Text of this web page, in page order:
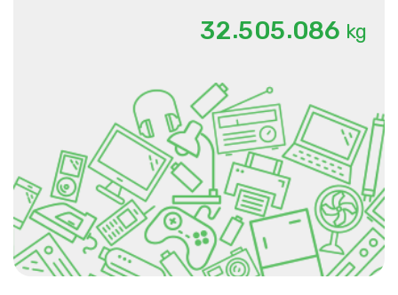
32.505.086 kg